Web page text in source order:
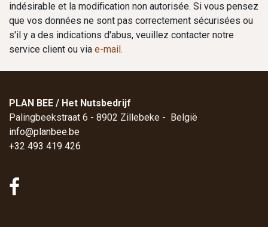
indésirable et la modification non autorisée. Si vous pensez
que vos données ne sont pas correctement sécurisées ou
s'il y a des indications d'abus, veuillez contacter notre
service client ou via e-mail.
PLAN BEE / Het Nutsbedrijf
Palingbeekstraat 6 - 8902 Zillebeke - België
info@planbee.be
+32 493 419 426